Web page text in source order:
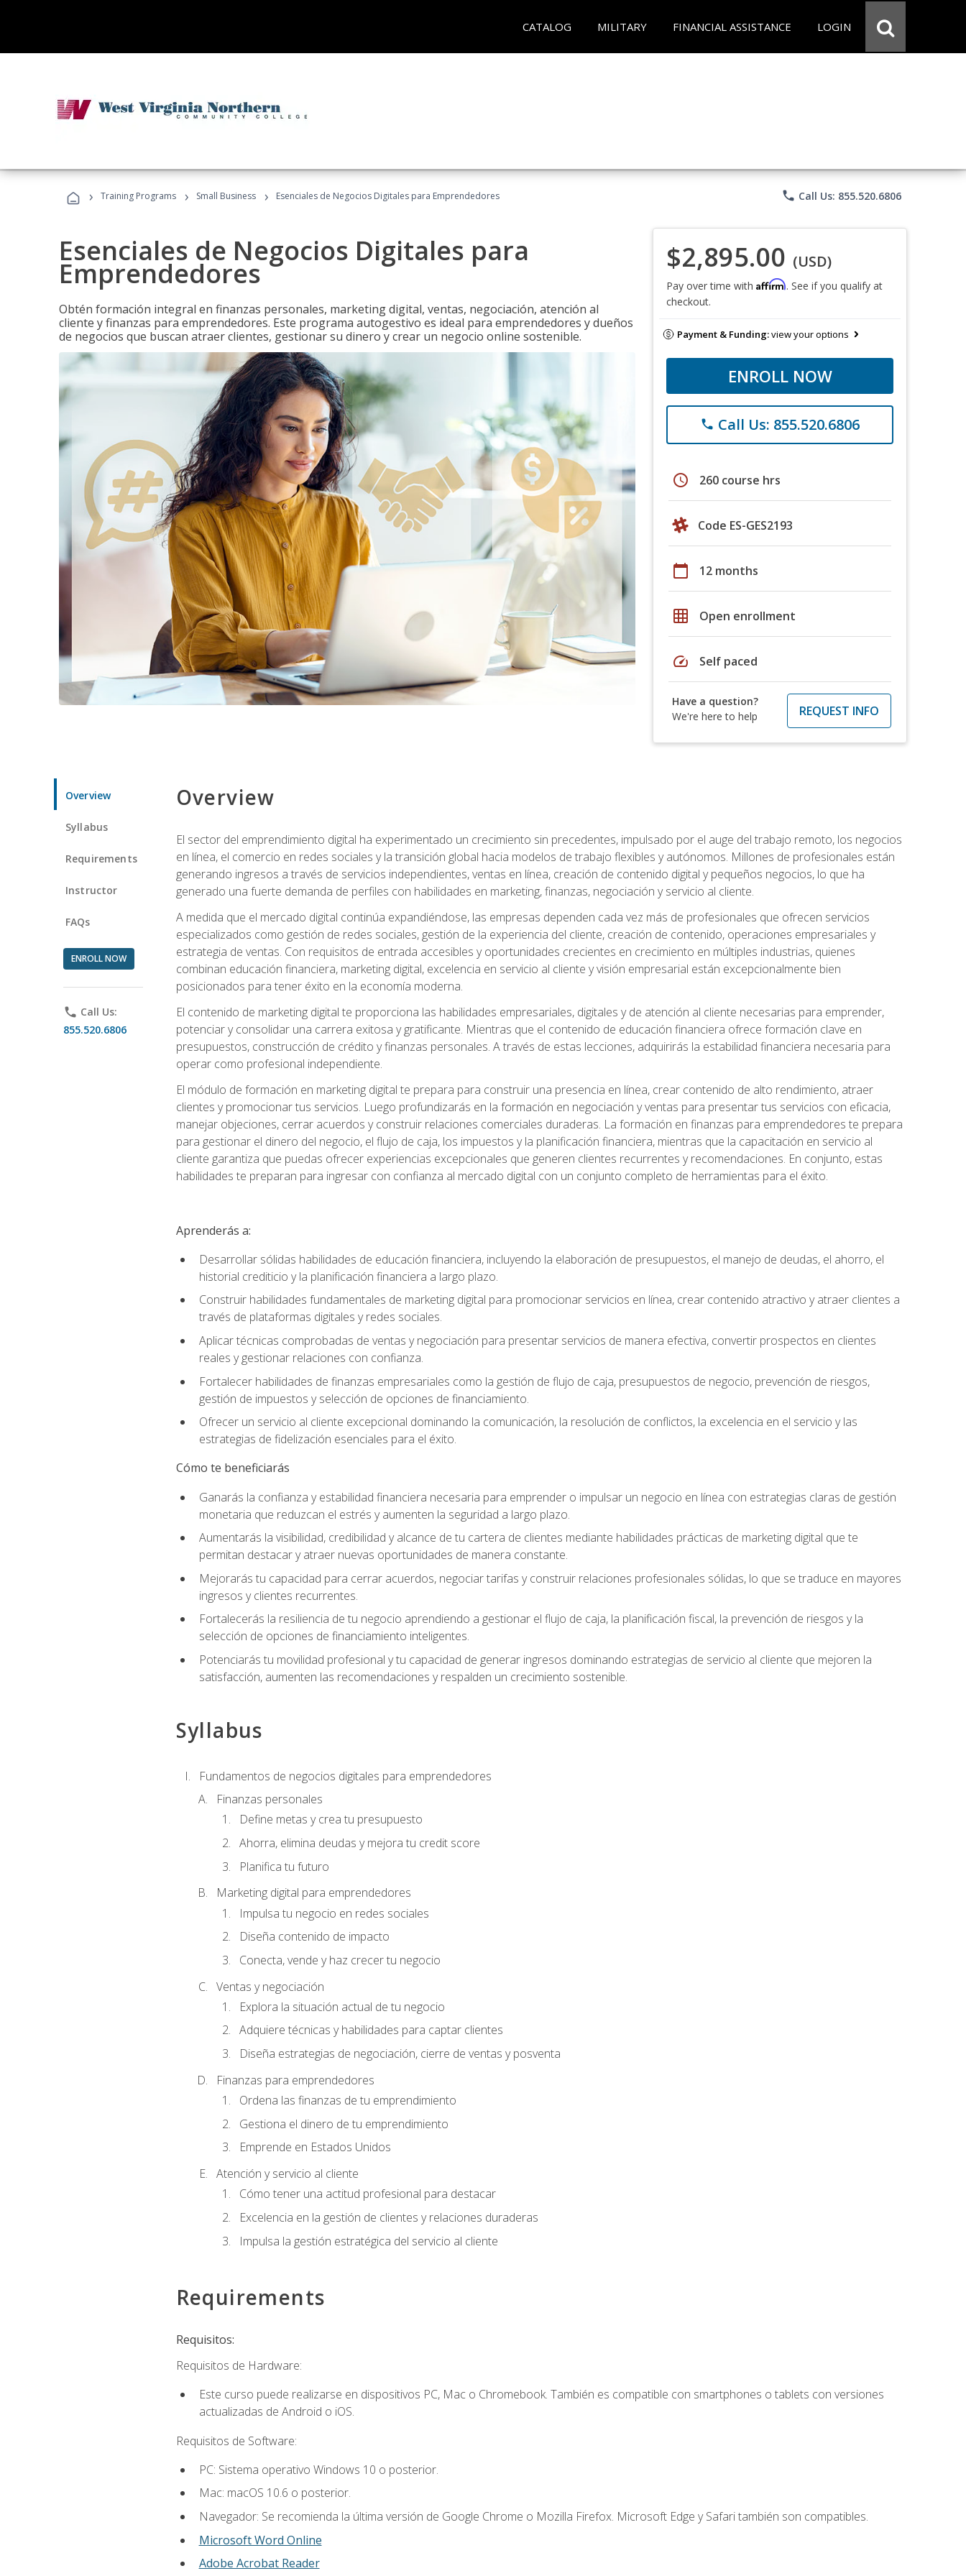
CATALOG MILITARY FINANCIAL ASSISTANCE LOGIN
› Training Programs › Small Business › Esenciales de Negocios Digitales para Emprendedores phone Call Us: 855.520.6806
Esenciales de Negocios Digitales para
Emprendedores
Obtén formación integral en finanzas personales, marketing digital, ventas, negociación, atención al
cliente y finanzas para emprendedores. Este programa autogestivo es ideal para emprendedores y dueños
de negocios que buscan atraer clientes, gestionar su dinero y crear un negocio online sostenible.
$2,895.00 (USD)
Pay over time with Affirm. See if you qualify at
checkout.
Payment & Funding:view your options
ENROLL NOW
phone Call Us: 855.520.6806
schedule 260 course hrs
Code ES-GES2193
calendar_today 12 months
grid_on Open enrollment
speed Self paced
Have a question?
We're here to help
REQUEST INFO
Overview
Syllabus
Requirements
Instructor
FAQs
ENROLL NOW
phone Call Us:
855.520.6806
Overview
El sector del emprendimiento digital ha experimentado un crecimiento sin precedentes, impulsado por el auge del trabajo remoto, los negocios
en línea, el comercio en redes sociales y la transición global hacia modelos de trabajo flexibles y autónomos. Millones de profesionales están
generando ingresos a través de servicios independientes, ventas en línea, creación de contenido digital y pequeños negocios, lo que ha
generado una fuerte demanda de perfiles con habilidades en marketing, finanzas, negociación y servicio al cliente.
A medida que el mercado digital continúa expandiéndose, las empresas dependen cada vez más de profesionales que ofrecen servicios
especializados como gestión de redes sociales, gestión de la experiencia del cliente, creación de contenido, operaciones empresariales y
estrategia de ventas. Con requisitos de entrada accesibles y oportunidades crecientes en crecimiento en múltiples industrias, quienes
combinan educación financiera, marketing digital, excelencia en servicio al cliente y visión empresarial están excepcionalmente bien
posicionados para tener éxito en la economía moderna.
El contenido de marketing digital te proporciona las habilidades empresariales, digitales y de atención al cliente necesarias para emprender,
potenciar y consolidar una carrera exitosa y gratificante. Mientras que el contenido de educación financiera ofrece formación clave en
presupuestos, construcción de crédito y finanzas personales. A través de estas lecciones, adquirirás la estabilidad financiera necesaria para
operar como profesional independiente.
El módulo de formación en marketing digital te prepara para construir una presencia en línea, crear contenido de alto rendimiento, atraer
clientes y promocionar tus servicios. Luego profundizarás en la formación en negociación y ventas para presentar tus servicios con eficacia,
manejar objeciones, cerrar acuerdos y construir relaciones comerciales duraderas. La formación en finanzas para emprendedores te prepara
para gestionar el dinero del negocio, el flujo de caja, los impuestos y la planificación financiera, mientras que la capacitación en servicio al
cliente garantiza que puedas ofrecer experiencias excepcionales que generen clientes recurrentes y recomendaciones. En conjunto, estas
habilidades te preparan para ingresar con confianza al mercado digital con un conjunto completo de herramientas para el éxito.
Aprenderás a:
Desarrollar sólidas habilidades de educación financiera, incluyendo la elaboración de presupuestos, el manejo de deudas, el ahorro, el
historial crediticio y la planificación financiera a largo plazo.
Construir habilidades fundamentales de marketing digital para promocionar servicios en línea, crear contenido atractivo y atraer clientes a
través de plataformas digitales y redes sociales.
Aplicar técnicas comprobadas de ventas y negociación para presentar servicios de manera efectiva, convertir prospectos en clientes
reales y gestionar relaciones con confianza.
Fortalecer habilidades de finanzas empresariales como la gestión de flujo de caja, presupuestos de negocio, prevención de riesgos,
gestión de impuestos y selección de opciones de financiamiento.
Ofrecer un servicio al cliente excepcional dominando la comunicación, la resolución de conflictos, la excelencia en el servicio y las
estrategias de fidelización esenciales para el éxito.
Cómo te beneficiarás
Ganarás la confianza y estabilidad financiera necesaria para emprender o impulsar un negocio en línea con estrategias claras de gestión
monetaria que reduzcan el estrés y aumenten la seguridad a largo plazo.
Aumentarás la visibilidad, credibilidad y alcance de tu cartera de clientes mediante habilidades prácticas de marketing digital que te
permitan destacar y atraer nuevas oportunidades de manera constante.
Mejorarás tu capacidad para cerrar acuerdos, negociar tarifas y construir relaciones profesionales sólidas, lo que se traduce en mayores
ingresos y clientes recurrentes.
Fortalecerás la resiliencia de tu negocio aprendiendo a gestionar el flujo de caja, la planificación fiscal, la prevención de riesgos y la
selección de opciones de financiamiento inteligentes.
Potenciarás tu movilidad profesional y tu capacidad de generar ingresos dominando estrategias de servicio al cliente que mejoren la
satisfacción, aumenten las recomendaciones y respalden un crecimiento sostenible.
Syllabus
Fundamentos de negocios digitales para emprendedores
Finanzas personales
Define metas y crea tu presupuesto
Ahorra, elimina deudas y mejora tu credit score
Planifica tu futuro
Marketing digital para emprendedores
Impulsa tu negocio en redes sociales
Diseña contenido de impacto
Conecta, vende y haz crecer tu negocio
Ventas y negociación
Explora la situación actual de tu negocio
Adquiere técnicas y habilidades para captar clientes
Diseña estrategias de negociación, cierre de ventas y posventa
Finanzas para emprendedores
Ordena las finanzas de tu emprendimiento
Gestiona el dinero de tu emprendimiento
Emprende en Estados Unidos
Atención y servicio al cliente
Cómo tener una actitud profesional para destacar
Excelencia en la gestión de clientes y relaciones duraderas
Impulsa la gestión estratégica del servicio al cliente
Requirements
Requisitos:
Requisitos de Hardware:
Este curso puede realizarse en dispositivos PC, Mac o Chromebook. También es compatible con smartphones o tablets con versiones
actualizadas de Android o iOS.
Requisitos de Software:
PC: Sistema operativo Windows 10 o posterior.
Mac: macOS 10.6 o posterior.
Navegador: Se recomienda la última versión de Google Chrome o Mozilla Firefox. Microsoft Edge y Safari también son compatibles.
Microsoft Word Online
Adobe Acrobat Reader